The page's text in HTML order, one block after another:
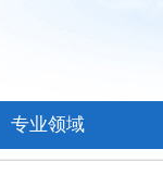
专业领域